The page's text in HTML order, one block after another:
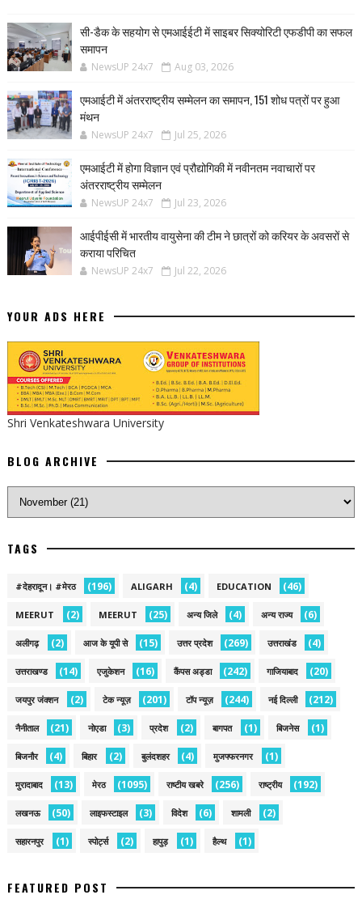
सी-डैक के सहयोग से एमआईईटी में साइबर सिक्योरिटी एफडीपी का सफल
समापन
NewsUP 24x7 Aug 03, 2026
एमआईटी में अंतरराष्ट्रीय सम्मेलन का समापन, 151 शोध पत्रों पर हुआ
मंथन
NewsUP 24x7 Jul 25, 2026
एमआईटी में होगा विज्ञान एवं प्रौद्योगिकी में नवीनतम नवाचारों पर
अंतरराष्ट्रीय सम्मेलन
NewsUP 24x7 Jul 23, 2026
आईपीईसी में भारतीय वायुसेना की टीम ने छात्रों को करियर के अवसरों से
कराया परिचित
NewsUP 24x7 Jul 22, 2026
YOUR ADS HERE
Shri Venkateshwara University
BLOG ARCHIVE
TAGS
#देहरादून। #मेरठ (196) ALIGARH (4) EDUCATION (46)
MEERUT (2) MEERUT (25) अन्य जिले (4) अन्य राज्य (6)
अलीगढ़ (2) आज के यूपी से (15) उत्तर प्रदेश (269) उत्तराखंड (4)
उत्तराखण्ड (14) एजुकेशन (16) कैंपस अड्डा (242) गाजियाबाद (20)
जयपुर जंक्शन (2) टेक न्यूज़ (201) टॉप न्यूज़ (244) नई द‍िल्ली (212)
नैनीताल (21) नोएडा (3) प्रदेश (2) बागपत (1) बिजनेस (1)
बिजनौर (4) बिहार (2) बुलंदशहर (4) मुजफ्फरनगर (1)
मुरादाबाद (13) मेरठ (1095) राष्टीय खबरे (256) राष्ट्रीय (192)
लखनऊ (50) लाइफस्टाइल (3) विदेश (6) शामली (2)
सहारनपुर (1) स्पोर्ट्स (2) हापुड़ (1) हैल्थ (1)
FEATURED POST